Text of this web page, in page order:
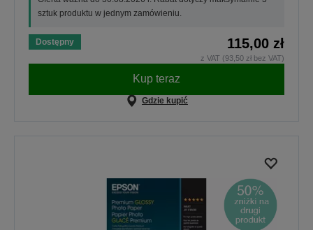
sztuk produktu w jednym zamówieniu.
Dostępny 115,00 zł
z VAT (93,50 zł bez VAT)
Kup teraz
Gdzie kupić